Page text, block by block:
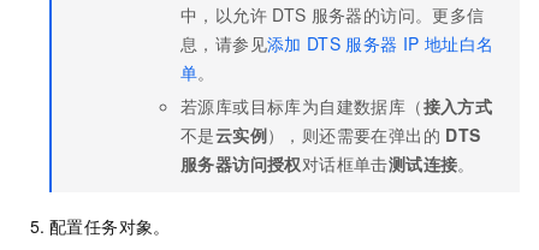
中，以允许 DTS 服务器的访问。更多信
息，请参见添加 DTS 服务器 IP 地址白名
单。
若源库或目标库为自建数据库（接入方式
不是云实例），则还需要在弹出的 DTS
服务器访问授权对话框单击测试连接。
配置任务对象。